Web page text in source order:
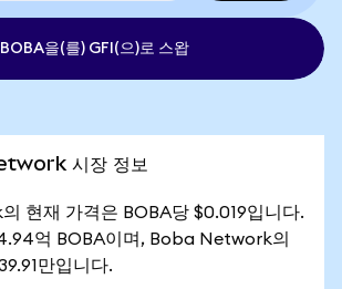
BOBA을(를) GFI(으)로 스왑
시장 정보
현재 가격은 BOBA당 $0.019입니다.
억 BOBA이며, Boba Network의
만입니다.